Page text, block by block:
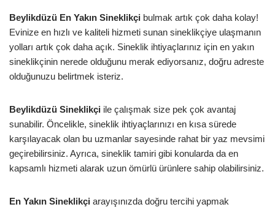
Beylikdüzü En Yakın Sineklikçi bulmak artık çok daha kolay!
Evinize en hızlı ve kaliteli hizmeti sunan sineklikçiye ulaşmanın
yolları artık çok daha açık. Sineklik ihtiyaçlarınız için en yakın
sineklikçinin nerede olduğunu merak ediyorsanız, doğru adreste
olduğunuzu belirtmek isteriz.
Beylikdüzü Sineklikçi ile çalışmak size pek çok avantaj
sunabilir. Öncelikle, sineklik ihtiyaçlarınızı en kısa sürede
karşılayacak olan bu uzmanlar sayesinde rahat bir yaz mevsimi
geçirebilirsiniz. Ayrıca, sineklik tamiri gibi konularda da en
kapsamlı hizmeti alarak uzun ömürlü ürünlere sahip olabilirsiniz.
En Yakın Sineklikçi arayışınızda doğru tercihi yapmak